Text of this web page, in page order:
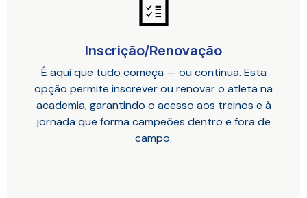
Inscrição/Renovação
É aqui que tudo começa — ou continua. Esta
opção permite inscrever ou renovar o atleta na
academia, garantindo o acesso aos treinos e à
jornada que forma campeões dentro e fora de
campo.